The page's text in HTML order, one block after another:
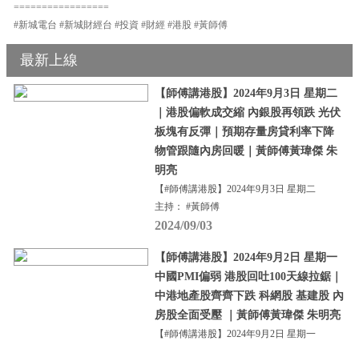
=================
#新城電台 #新城財經台 #投資 #財經 #港股 #黃師傅
最新上線
【師傅講港股】2024年9月3日 星期二
｜港股偏軟成交縮 內銀股再領跌 光伏
板塊有反彈｜預期存量房貸利率下降
物管跟隨內房回暖｜黃師傅黃瑋傑 朱
明亮
【#師傅講港股】2024年9月3日 星期二
主持： #黃師傅
2024/09/03
【師傅講港股】2024年9月2日 星期一
中國PMI偏弱 港股回吐100天線拉鋸｜
中港地產股齊齊下跌 科網股 基建股 內
房股全面受壓 ｜黃師傅黃瑋傑 朱明亮
【#師傅講港股】2024年9月2日 星期一